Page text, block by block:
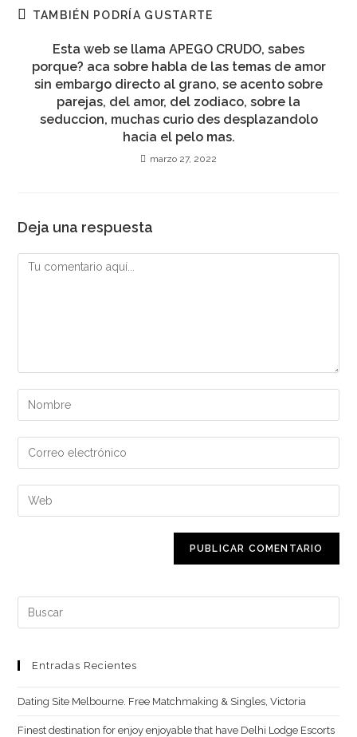
TAMBIÉN PODRÍA GUSTARTE
Esta web se llama APEGO CRUDO, sabes
porque? aca sobre habla de las temas de amor
sin embargo directo al grano, se acento sobre
parejas, del amor, del zodiaco, sobre la
seduccion, muchas curio des desplazandolo
hacia el pelo mas.
marzo 27, 2022
Deja una respuesta
Comentario
Introduce
tu
nombre
de
usuario
Introduce
tu
dirección
de
Introduce
la
(opcional)
Buscar:
Entradas Recientes
Dating Site Melbourne. Free Matchmaking & Singles, Victoria
Finest destination for enjoy enjoyable that have Delhi Lodge Escorts